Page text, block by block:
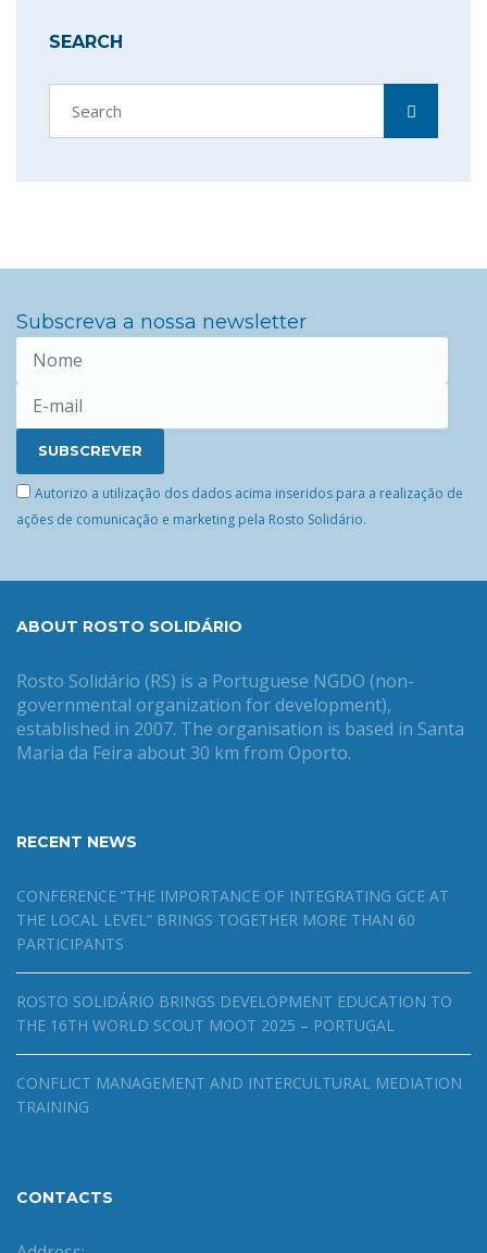
SEARCH
Subscreva a nossa newsletter
Autorizo a utilização dos dados acima inseridos para a realização de
ações de comunicação e marketing pela Rosto Solidário.
ABOUT ROSTO SOLIDÁRIO
Rosto Solidário (RS) is a Portuguese NGDO (non-
governmental organization for development),
established in 2007. The organisation is based in Santa
Maria da Feira about 30 km from Oporto.
RECENT NEWS
CONFERENCE “THE IMPORTANCE OF INTEGRATING GCE AT
THE LOCAL LEVEL” BRINGS TOGETHER MORE THAN 60
PARTICIPANTS
ROSTO SOLIDÁRIO BRINGS DEVELOPMENT EDUCATION TO
THE 16TH WORLD SCOUT MOOT 2025 – PORTUGAL
CONFLICT MANAGEMENT AND INTERCULTURAL MEDIATION
TRAINING
CONTACTS